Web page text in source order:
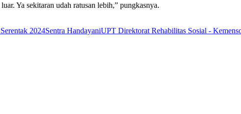
Ya sekitaran udah ratusan lebih,” pungkasnya.
2024Sentra HandayaniUPT Direktorat Rehabilitas Sosial -